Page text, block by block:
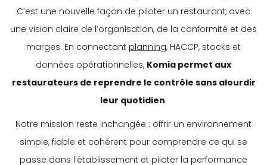
C’est une nouvelle façon de piloter un restaurant, avec
une vision claire de l’organisation, de la conformité et des
marges. En connectant planning, HACCP, stocks et
données opérationnelles, Komia permet aux
restaurateurs de reprendre le contrôle sans alourdir
leur quotidien.
Notre mission reste inchangée : offrir un environnement
simple, fiable et cohérent pour comprendre ce qui se
passe dans l’établissement et piloter la performance